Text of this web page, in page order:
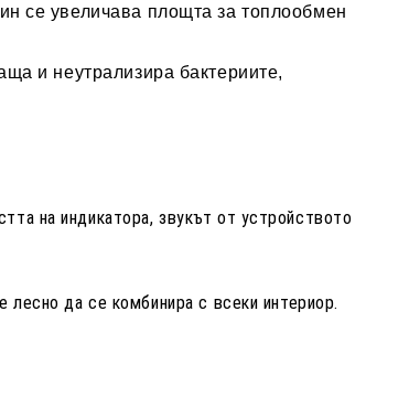
се увеличава площта за топлообмен
и неутрализира бактериите,
на индикатора, звукът от устройството
да се комбинира с всеки интериор.